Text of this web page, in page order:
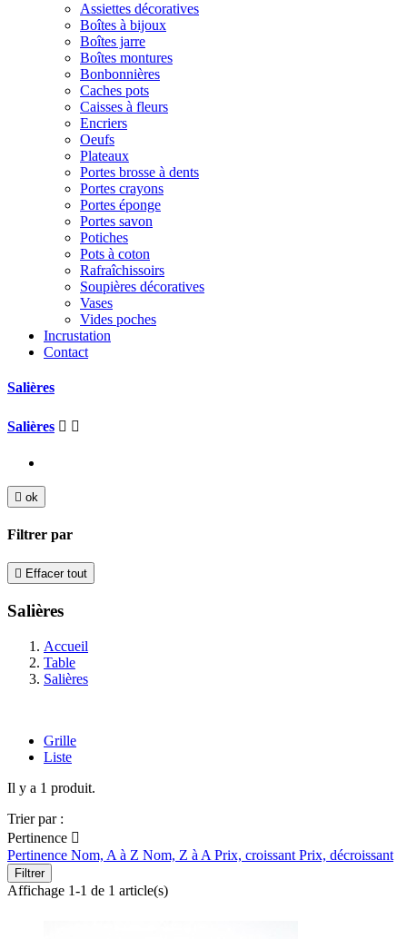
Assiettes décoratives
Boîtes à bijoux
Boîtes jarre
Boîtes montures
Bonbonnières
Caches pots
Caisses à fleurs
Encriers
Oeufs
Plateaux
Portes brosse à dents
Portes crayons
Portes éponge
Portes savon
Potiches
Pots à coton
Rafraîchissoirs
Soupières décoratives
Vases
Vides poches
Incrustation
Contact
Salières
Salières  
 ok
Filtrer par
 Effacer tout
Salières
Accueil
Table
Salières
Grille
Liste
Il y a 1 produit.
Trier par :
Pertinence 
Pertinence Nom, A à Z Nom, Z à A Prix, croissant Prix, décroissant
Filtrer
Affichage 1-1 de 1 article(s)